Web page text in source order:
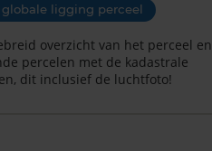
ligging perceel
overzicht van het perceel en
percelen met de kadastrale
dit inclusief de luchtfoto!